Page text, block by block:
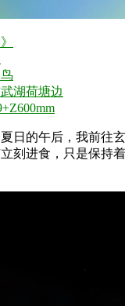
湖荷塘边
日的午后，我前往
刻进食，只是保持